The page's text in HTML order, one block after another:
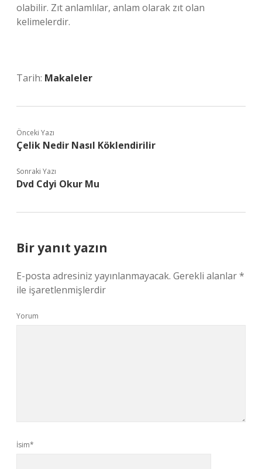
olabilir. Zıt anlamlılar, anlam olarak zıt olan
kelimelerdir.
Tarih: Makaleler
Önceki Yazı
Çelik Nedir Nasıl Köklendirilir
Sonraki Yazı
Dvd Cdyi Okur Mu
Bir yanıt yazın
E-posta adresiniz yayınlanmayacak. Gerekli alanlar*
ile işaretlenmişlerdir
Yorum
İsim*